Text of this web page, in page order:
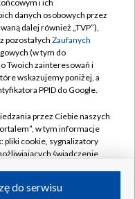
i ich
danych osobowych przez
dalej również „TVP”),
pozostałych Zaufanych
(w tym do
Twoich zainteresowań i
wskazujemy poniżej, a
PPID do Google.
przez Ciebie naszych
w tym informacje
pliki cookie, sygnalizatory
świadczenie
do serwisu